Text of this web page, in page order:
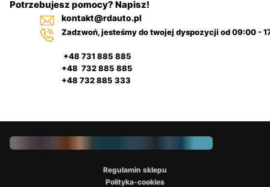
Potrzebujesz pomocy? Napisz!
kontakt@rdauto.pl
Zadzwoń, jesteśmy do twojej dyspozycji od 09:00 -
+48 731 885 885
+48 732 885 885
+48 732 885 333
Regulamin sklepu
Polityka-cookies